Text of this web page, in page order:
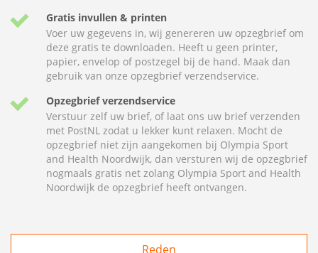
Gratis invullen & printen
Voer uw gegevens in, wij genereren uw opzegbrief om
deze gratis te downloaden. Heeft u geen printer,
papier, envelop of postzegel bij de hand. Maak dan
gebruik van onze opzegbrief verzendservice.
Opzegbrief verzendservice
Verstuur zelf uw brief, of laat ons uw brief verzenden
met PostNL zodat u lekker kunt relaxen. Mocht de
opzegbrief niet zijn aangekomen bij Olympia Sport
and Health Noordwijk, dan versturen wij de opzegbrief
nogmaals gratis net zolang Olympia Sport and Health
Noordwijk de opzegbrief heeft ontvangen.
Reden